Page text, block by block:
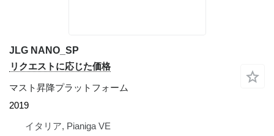
JLG NANO_SP
リクエストに応じた価格
マスト昇降プラットフォーム
2019
イタリア, Pianiga VE